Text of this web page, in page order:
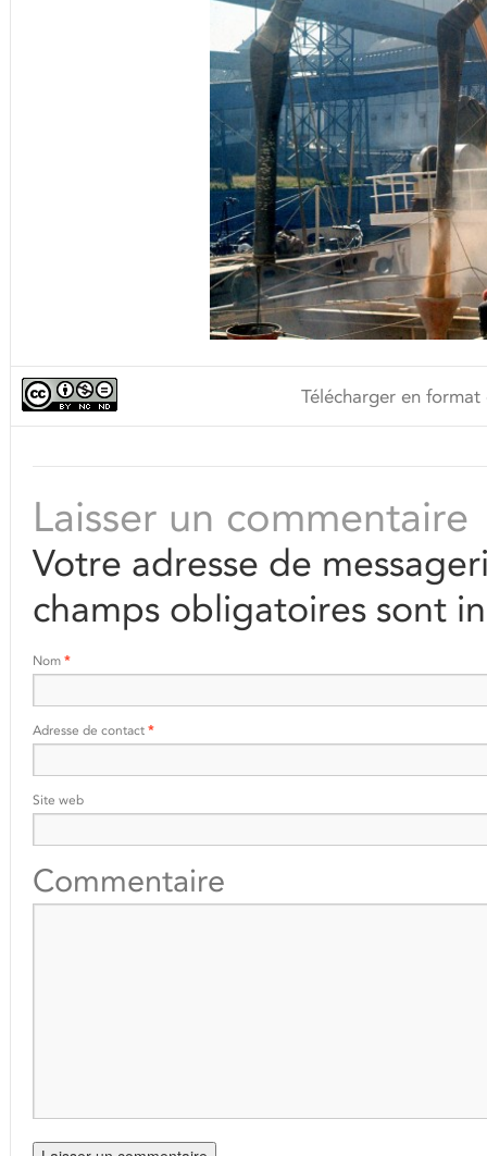
Télécharger en
Laisser un commentaire
Votre adresse de
champs obligatoires sont
Nom *
Adresse de contact *
Site web
Commentaire